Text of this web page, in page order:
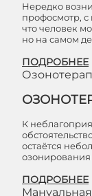
Нередко
профосмотр, с
что человек
но на самом
ПОДРОБНЕЕ
К
остаётся
ПОДРОБНЕЕ